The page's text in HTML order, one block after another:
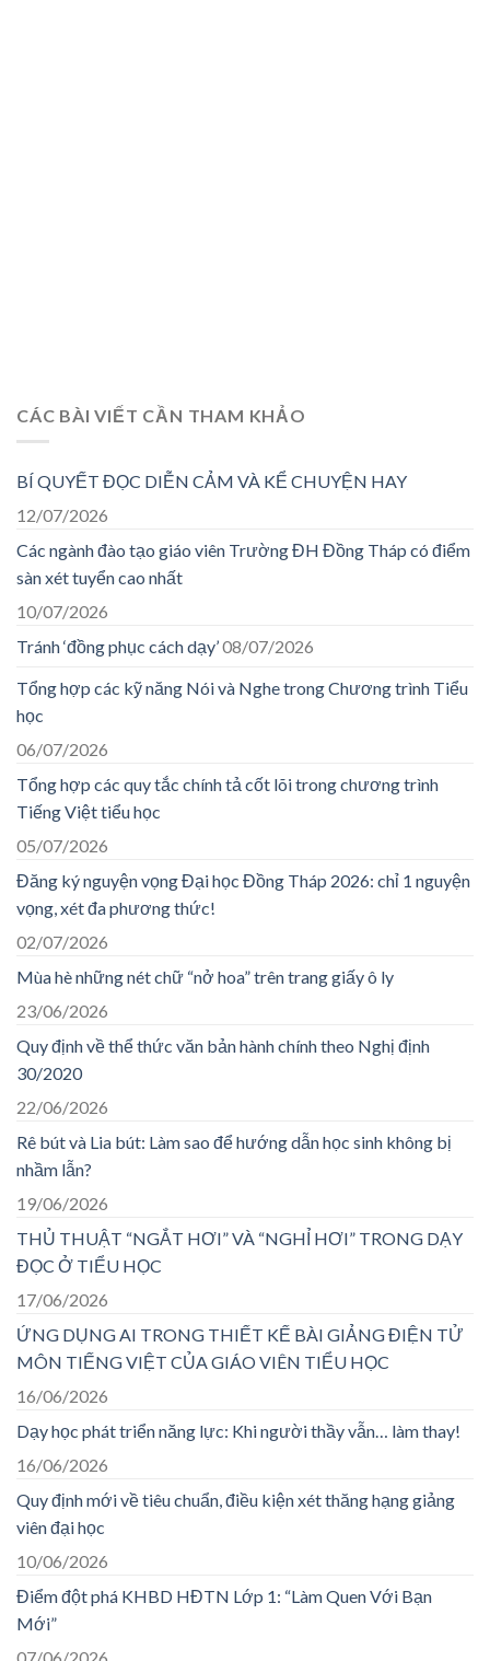
CÁC BÀI VIẾT CẦN THAM KHẢO
BÍ QUYẾT ĐỌC DIỄN CẢM VÀ KỂ CHUYỆN HAY
12/07/2026
Các ngành đào tạo giáo viên Trường ĐH Đồng Tháp có điểm
sàn xét tuyển cao nhất
10/07/2026
Tránh ‘đồng phục cách dạy’08/07/2026
Tổng hợp các kỹ năng Nói và Nghe trong Chương trình Tiểu
học
06/07/2026
Tổng hợp các quy tắc chính tả cốt lõi trong chương trình
Tiếng Việt tiểu học
05/07/2026
Đăng ký nguyện vọng Đại học Đồng Tháp 2026: chỉ 1 nguyện
vọng, xét đa phương thức!
02/07/2026
Mùa hè những nét chữ “nở hoa” trên trang giấy ô ly
23/06/2026
Quy định về thể thức văn bản hành chính theo Nghị định
30/2020
22/06/2026
Rê bút và Lia bút: Làm sao để hướng dẫn học sinh không bị
nhầm lẫn?
19/06/2026
THỦ THUẬT “NGẮT HƠI” VÀ “NGHỈ HƠI” TRONG DẠY
ĐỌC Ở TIỂU HỌC
17/06/2026
ỨNG DỤNG AI TRONG THIẾT KẾ BÀI GIẢNG ĐIỆN TỬ
MÔN TIẾNG VIỆT CỦA GIÁO VIÊN TIỂU HỌC
16/06/2026
Dạy học phát triển năng lực: Khi người thầy vẫn… làm thay!
16/06/2026
Quy định mới về tiêu chuẩn, điều kiện xét thăng hạng giảng
viên đại học
10/06/2026
Điểm đột phá KHBD HĐTN Lớp 1: “Làm Quen Với Bạn
Mới”